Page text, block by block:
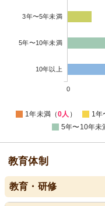
3年〜5年未満
5年〜10年未満
10年以上
0
1年未満（0人 ） 1年
5年〜10年未
教育体制
教育・研修